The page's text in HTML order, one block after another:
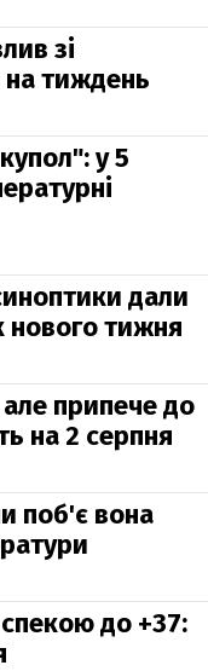
зі
тиждень
у 5
дали
нового тижня
припече до
на 2 серпня
поб'є вона
до +37: